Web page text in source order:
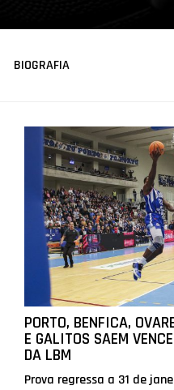
BIOGRAFIA
PORTO, BENFICA,
E GALITOS SAEM
DA LBM
Prova regressa a 31 de